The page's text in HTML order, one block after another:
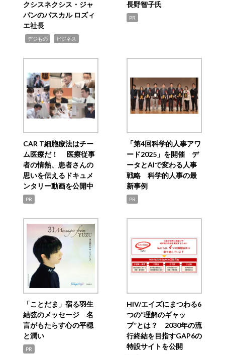
クシスネクシス・ジャ
パンのパスカル ロズィ
エ社長
デジもの ビジネス
長野智子氏
PR
CAR T細胞療法はチー
ム医療だ！ 医療従事
者の情熱、患者さんの
思いを伝えるドキュメ
ンタリー動画を公開中
PR
「第4回科学的人事アワ
ード2025」を開催 デ
ータとAIで変わる人事
戦略 科学的人事の最
新事例
PR
「ことだま」宿る羽生
結弦のメッセージ 名
言がもたらす心の平穏
と潤い
PR
HIV/エイズにまつわる6
つの“理解のギャッ
プ”とは？ 2030年の流
行終結を目指すGAP6の
特設サイトを公開